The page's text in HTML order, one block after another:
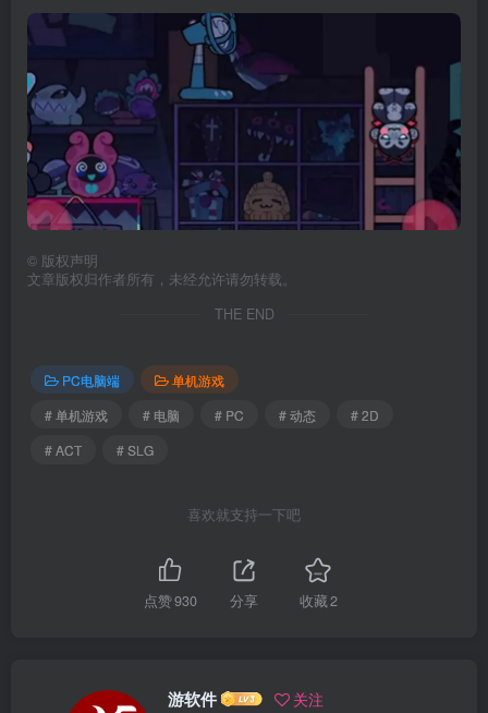
© 版权声明
文章版权归作者所有，未经允许请勿转载。
THE END
PC电脑端
单机游戏
# 单机游戏
# 电脑 # PC # 动态
# 2D
# ACT
# SLG
喜欢就支持一下吧
点赞930 分享 收藏2
游软件 关注